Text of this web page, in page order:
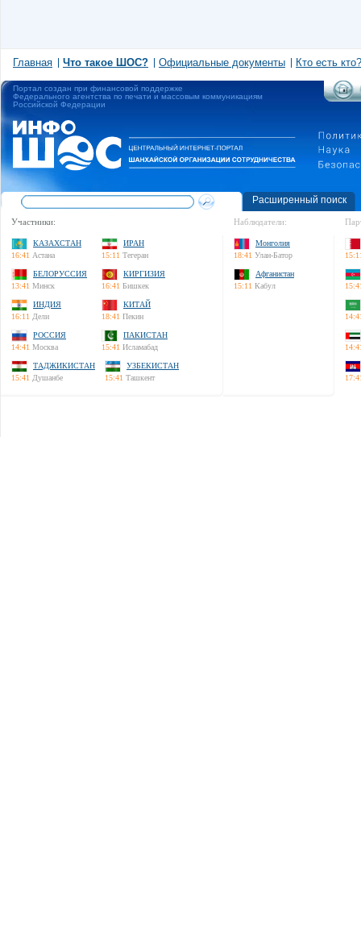
Главная Что такое ШОС? Официальные документы Кто есть кто?
Портал создан при финансовой поддержке
Федерального агентства по печати и массовым коммуникациям
Российской Федерации
Расширенный поиск
Участники:
КАЗАХСТАН
16:41 Астана
ИРАН
15:11 Тегеран
БЕЛОРУССИЯ
13:41 Минск
КИРГИЗИЯ
16:41 Бишкек
ИНДИЯ
16:11 Дели
КИТАЙ
18:41 Пекин
РОССИЯ
14:41 Москва
ПАКИСТАН
15:41 Исламабад
ТАДЖИКИСТАН
15:41 Душанбе
УЗБЕКИСТАН
15:41 Ташкент
Наблюдатели:
Монголия
18:41 Улан-Батор
Афганистан
15:11 Кабул